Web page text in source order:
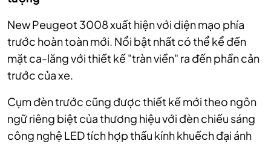
New Peugeot 3008 xuất hiện với diện mạo phía
trước hoàn toàn mới. Nổi bật nhất có thể kể đến
mặt ca-lăng với thiết kế "tràn viền" ra đến phần cản
trước của xe.
Cụm đèn trước cũng được thiết kế mới theo ngôn
ngữ riêng biệt của thương hiệu với đèn chiếu sáng
công nghệ LED tích hợp thấu kính khuếch đại ánh